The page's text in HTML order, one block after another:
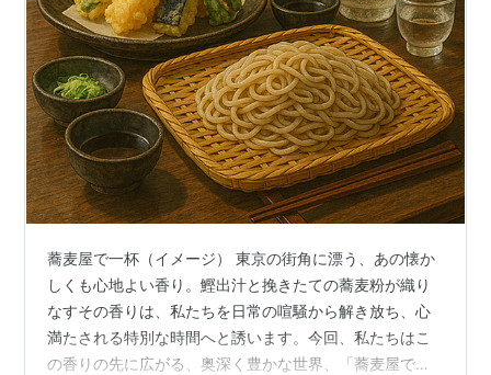
蕎麦屋で一杯（イメージ） 東京の街角に漂う、あの懐か
しくも心地よい香り。鰹出汁と挽きたての蕎麦粉が織り
なすその香りは、私たちを日常の喧騒から解き放ち、心
満たされる特別な時間へと誘います。今回、私たちはこ
の香りの先に広がる、奥深く豊かな世界、「蕎麦屋で一